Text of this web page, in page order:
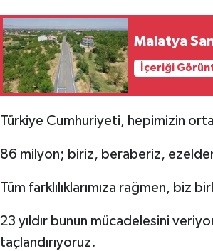
Malatya
İçeriği
Türkiye Cumhuriyeti, hepimizin
86 milyon; biriz, beraberiz,
Tüm farklılıklarımıza rağmen, biz
23 yıldır bunun mücadelesini
taçlandırıyoruz.